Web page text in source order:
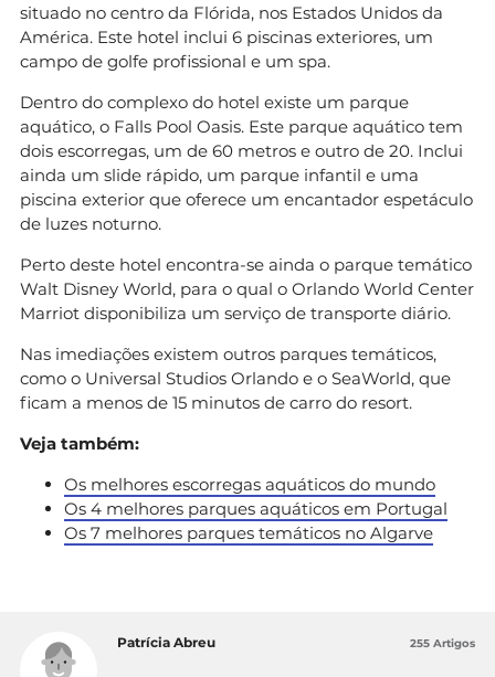
situado no centro da Flórida, nos Estados Unidos da
América. Este hotel inclui 6 piscinas exteriores, um
campo de golfe profissional e um spa.
Dentro do complexo do hotel existe um parque
aquático, o Falls Pool Oasis. Este parque aquático tem
dois escorregas, um de 60 metros e outro de 20. Inclui
ainda um slide rápido, um parque infantil e uma
piscina exterior que oferece um encantador espetáculo
de luzes noturno.
Perto deste hotel encontra-se ainda o parque temático
Walt Disney World, para o qual o Orlando World Center
Marriot disponibiliza um serviço de transporte diário.
Nas imediações existem outros parques temáticos,
como o Universal Studios Orlando e o SeaWorld, que
ficam a menos de 15 minutos de carro do resort.
Veja também:
Os melhores escorregas aquáticos do mundo
Os 4 melhores parques aquáticos em Portugal
Os 7 melhores parques temáticos no Algarve
Patrícia Abreu 255 Artigos